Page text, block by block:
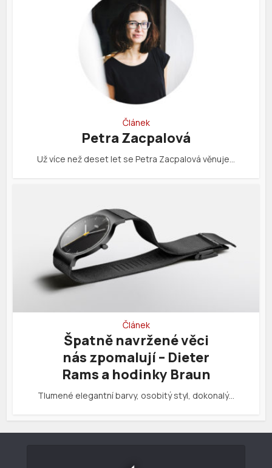
Článek
Petra Zacpalová
Už více než deset let se Petra Zacpalová věnuje…
Článek
Špatně navržené věci
nás zpomalují – Dieter
Rams a hodinky Braun
Tlumené elegantní barvy, osobitý styl, dokonalý…